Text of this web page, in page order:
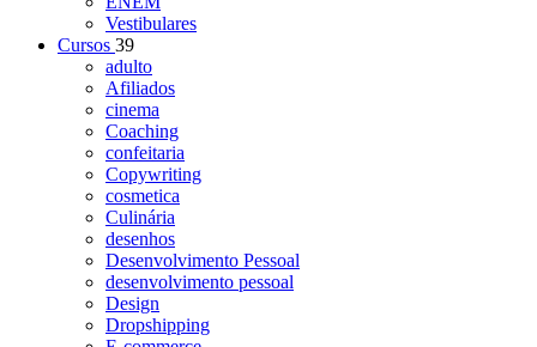
Vestibulares
Cursos 39
adulto
Afiliados
cinema
Coaching
confeitaria
Copywriting
cosmetica
Culinária
desenhos
Desenvolvimento Pessoal
desenvolvimento pessoal
Design
Dropshipping